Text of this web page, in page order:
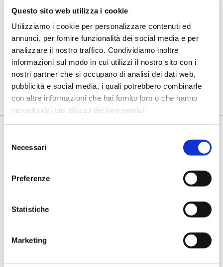
Questo sito web utilizza i cookie
Utilizziamo i cookie per personalizzare contenuti ed
annunci, per fornire funzionalità dei social media e per
analizzare il nostro traffico. Condividiamo inoltre
informazioni sul modo in cui utilizzi il nostro sito con i
nostri partner che si occupano di analisi dei dati web,
pubblicità e social media, i quali potrebbero combinarle
con altre informazioni che hai fornito loro o che hanno
raccolto dal tuo utilizzo dei loro servizi.
delNecessari
Preferenze
Statistiche
Marketing
BANCAFORTE TV
Catarozzo (BCC Campania Centro):
"La dignità economica dei migranti
è il primo passo dell'inclusione"
di Flavio Padovan, Maddalena Libertini -
L'inclusione finanziaria è
anche uno strumento di integrazione sociale, sviluppo econ...
Colombo (ING Italia): "Le
competenze digitali sono un